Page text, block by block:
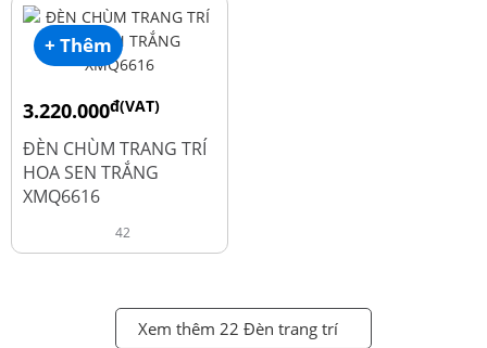
+ Thêm
3.220.000đ(VAT)
4.600.000
ĐÈN CHÙM TRANG TRÍ
HOA SEN TRẮNG
XMQ6616
42
Xem thêm 22 Đèn trang trí